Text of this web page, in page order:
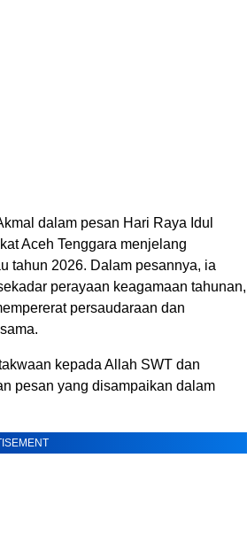
dalam pesan Hari Raya Idul
Aceh Tenggara menjelang
tahun 2026. Dalam pesannya, ia
perayaan keagamaan tahunan,
persaudaraan dan
kepada Allah SWT dan
pesan yang disampaikan dalam